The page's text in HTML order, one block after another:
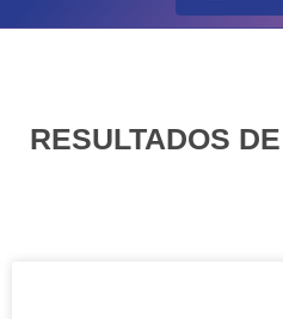
RESULTADOS